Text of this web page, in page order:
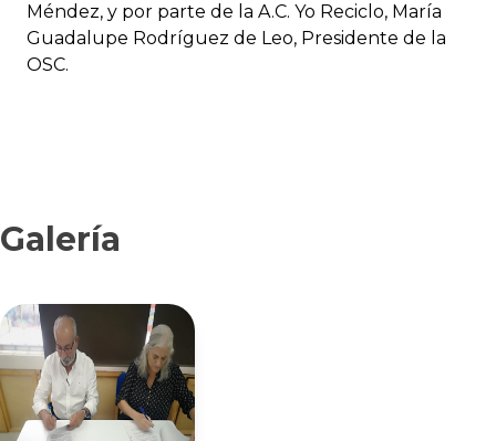
Méndez, y por parte de la A.C. Yo Reciclo, María
Guadalupe Rodríguez de Leo, Presidente de la
OSC.
Galería